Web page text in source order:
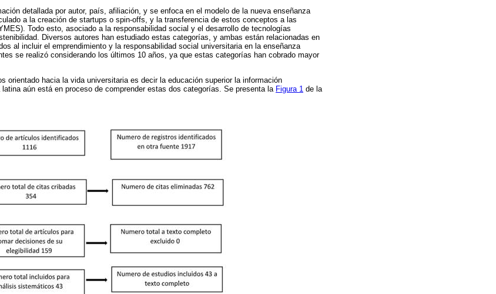
detallada por autor, país, afiliación, y se enfoca en el modelo de la nueva enseñanza
a la creación de startups o spin-offs, y la transferencia de estos conceptos a las
Todo esto, asociado a la responsabilidad social y el desarrollo de tecnologías
Diversos autores han estudiado estas categorías, y ambas están relacionadas en
al incluir el emprendimiento y la responsabilidad social universitaria en la enseñanza
se realizó considerando los últimos 10 años, ya que estas categorías han cobrado mayor
orientado hacia la vida universitaria es decir la educación superior la información
aún está en proceso de comprender estas dos categorías. Se presenta la Figura 1 de la